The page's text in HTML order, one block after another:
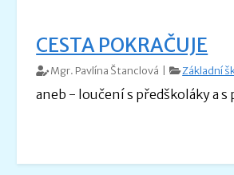
CESTA POKRAČUJE
Mgr. Pavlína Štanclová | Základní
aneb - loučení s předškoláky a s